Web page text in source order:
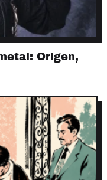
Origen,